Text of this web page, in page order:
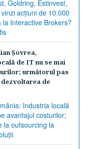
Şovrea,
de IT nu se mai
următorul pas
de